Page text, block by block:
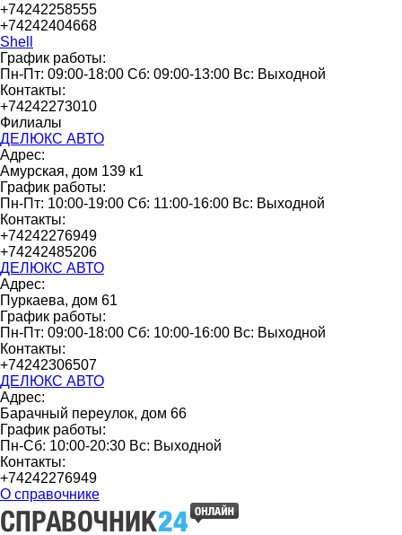
+74242258555
+74242404668
Shell
График работы:
Пн-Пт: 09:00-18:00 Сб: 09:00-13:00 Вс: Выходной
Контакты:
+74242273010
Филиалы
ДЕЛЮКС АВТО
Адрес:
Амурская, дом 139 к1
График работы:
Пн-Пт: 10:00-19:00 Сб: 11:00-16:00 Вс: Выходной
Контакты:
+74242276949
+74242485206
ДЕЛЮКС АВТО
Адрес:
Пуркаева, дом 61
График работы:
Пн-Пт: 09:00-18:00 Сб: 10:00-16:00 Вс: Выходной
Контакты:
+74242306507
ДЕЛЮКС АВТО
Адрес:
Барачный переулок, дом 66
График работы:
Пн-Сб: 10:00-20:30 Вс: Выходной
Контакты:
+74242276949
О справочнике